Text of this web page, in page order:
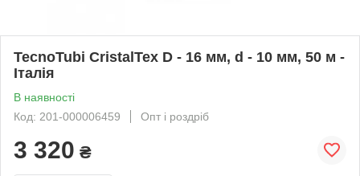
TecnoTubi CristalTex D - 16 мм, d - 10 мм, 50 м -
Італія
В наявності
Код: 201-000006459
Опт і роздріб
3 320 ₴